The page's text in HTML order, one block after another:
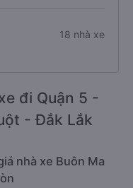
18 nhà xe
đi Quận 5 -
- Đắk Lắk
nhà xe Buôn Ma